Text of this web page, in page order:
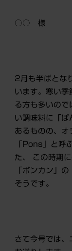
○○ 様
2月も半ばとな
います。寒い季
る方も多いので
い調味料に「ぽ
あるものの、オ
「Pons」と呼
た、 この時期
「ポンカン」
そうです。
さて今号では、